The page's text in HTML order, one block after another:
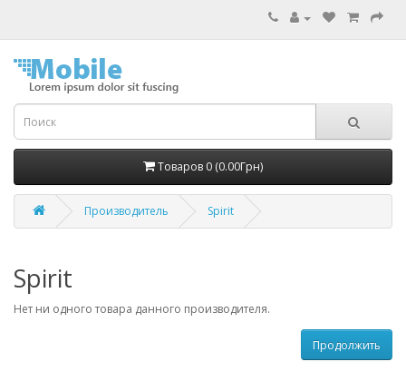
Товаров 0 (0.00Грн)
Производитель Spirit
Spirit
Нет ни одного товара данного производителя.
Продолжить